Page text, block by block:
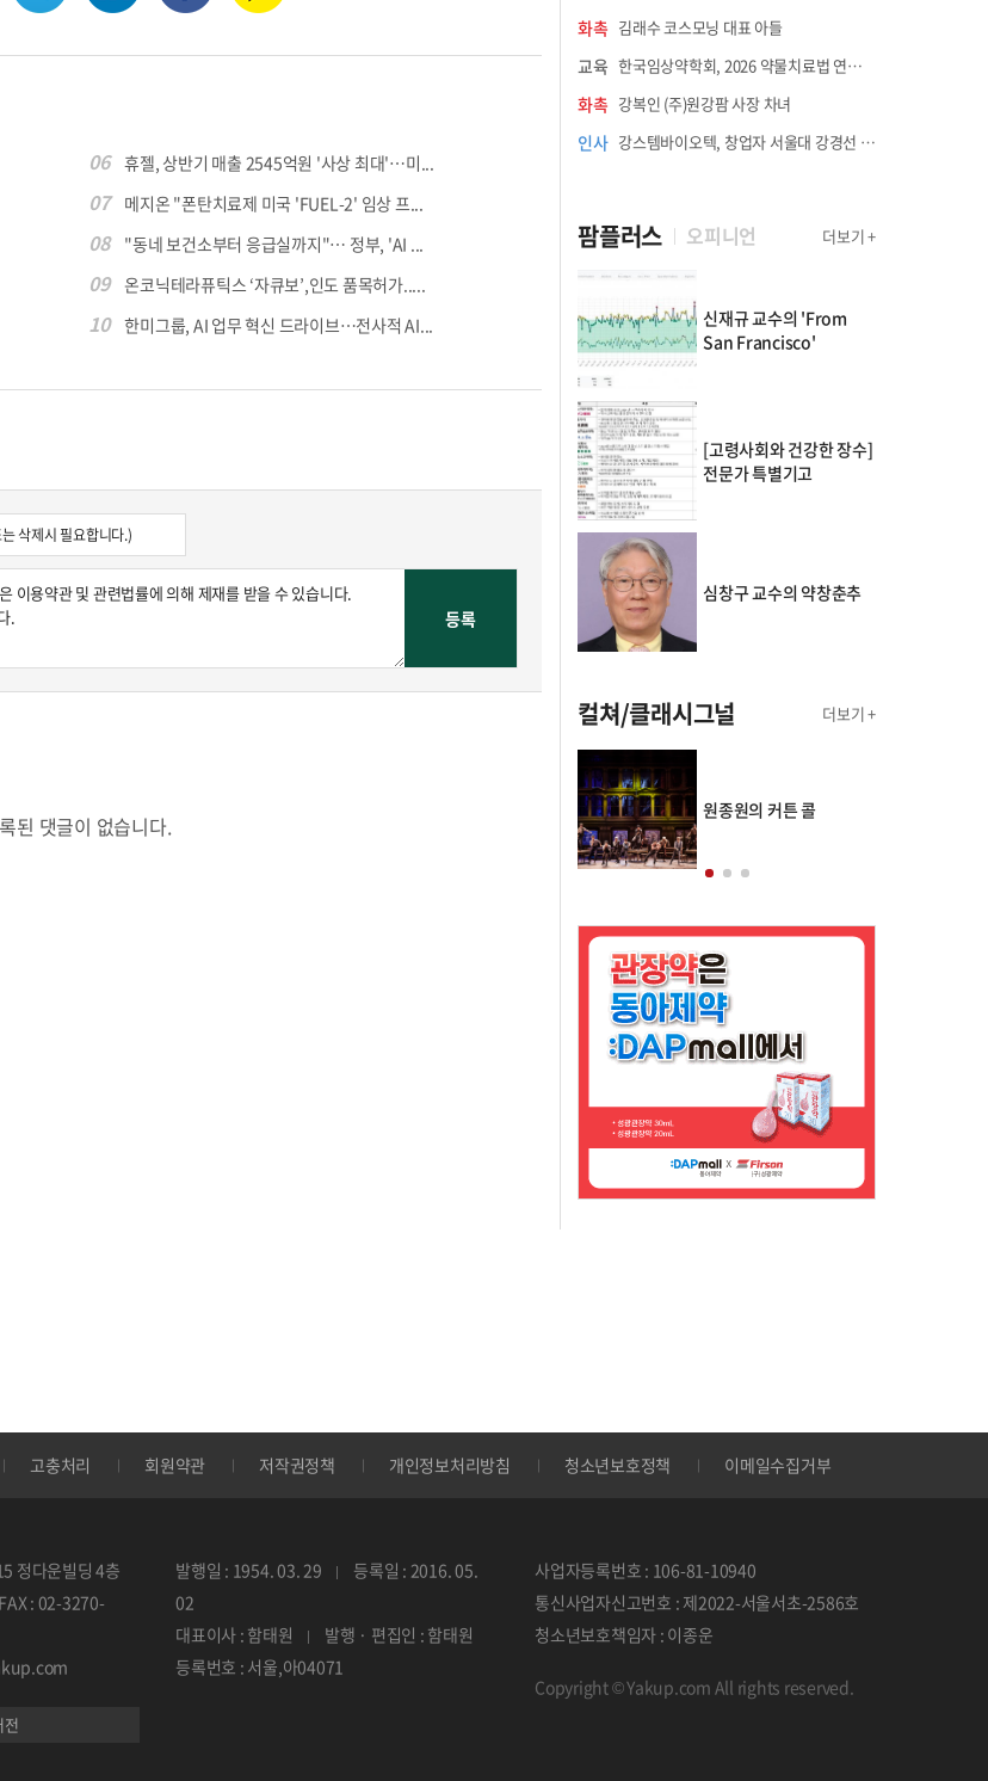
06 휴젤, 상반기 매출 2545억원 '사상 최대'…미...
07 메지온 "폰탄치료제 미국 'FUEL-2' 임상 프...
08 "동네 보건소부터 응급실까지"… 정부, 'AI ...
09 온코닉테라퓨틱스 ‘자큐보’,인도 품목허가.....
10 한미그룹, AI 업무 혁신 드라이브…전사적 AI...
된 댓글이 없습니다.
화촉 김래수 코스모닝 대표 아들
교육 한국임상약학회, 2026 약물치료법 연수강좌 8월 21일 개최
화촉 강복인 (주)원강팜 사장 차녀
인사 강스템바이오텍, 창업자 서울대 강경선 교수 최고과학책임자 선임
팜플러스 오피니언 더보기 +
신재규 교수의 'From
San Francisco'
[고령사회와 건강한 장수]
전문가 특별기고
심창구 교수의 약창춘추
컬쳐/클래시그널 더보기 +
원종원의 커튼 콜
고충처리 회원약관 저작권정책 개인정보처리방침 청소년보호정책 이메일수집거부
정다운빌딩 4층
FAX : 02-3270-
전
발행일 : 1954. 03. 29
등록일 : 2016. 05.
02
대표이사 : 함태원
발행 · 편집인 : 함태원
등록번호 : 서울,아04071
사업자등록번호 : 106-81-10940
통신사업자신고번호 : 제2022-서울서초-2586호
청소년보호책임자 : 이종운
Copyright © Yakup.com All rights reserved.